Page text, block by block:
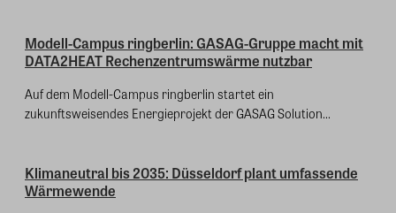
Modell-Campus ringberlin: GASAG-Gruppe macht mit
DATA2HEAT Rechenzentrumswärme nutzbar
Auf dem Modell-Campus ringberlin startet ein
zukunftsweisendes Energieprojekt der GASAG Solution...
Klimaneutral bis 2035: Düsseldorf plant umfassende
Wärmewende